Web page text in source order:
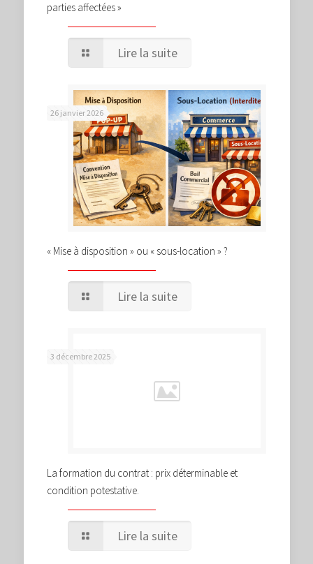
parties affectées »
Lire la suite
26 janvier 2026
« Mise à disposition » ou « sous-location » ?
Lire la suite
3 décembre 2025
La formation du contrat : prix déterminable et
condition potestative.
Lire la suite